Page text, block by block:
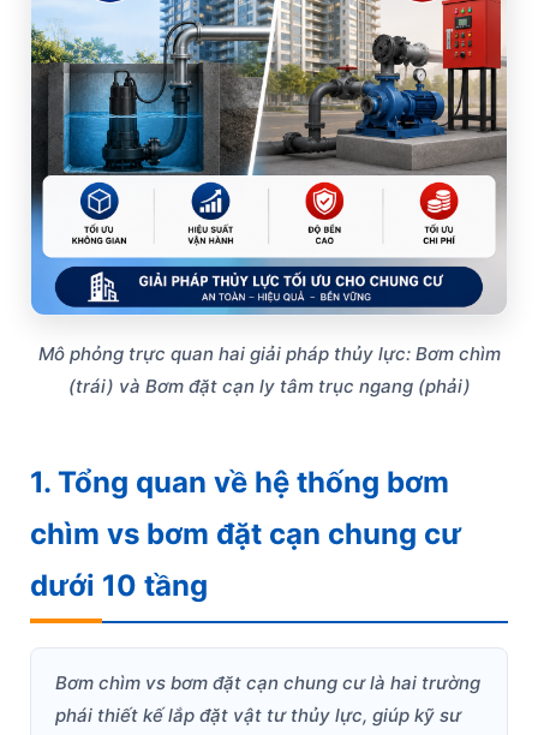
Mô phỏng trực quan hai giải pháp thủy lực: Bơm chìm
(trái) và Bơm đặt cạn ly tâm trục ngang (phải)
1. Tổng quan về hệ thống bơm
chìm vs bơm đặt cạn chung cư
dưới 10 tầng
Bơm chìm vs bơm đặt cạn chung cư là hai trường
phái thiết kế lắp đặt vật tư thủy lực, giúp kỹ sư